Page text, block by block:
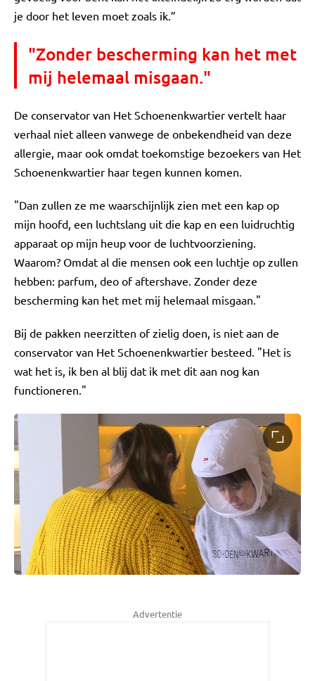
je door het leven moet zoals ik.”
"Zonder bescherming kan het met
mij helemaal misgaan."
De conservator van Het Schoenenkwartier vertelt haar
verhaal niet alleen vanwege de onbekendheid van deze
allergie, maar ook omdat toekomstige bezoekers van Het
Schoenenkwartier haar tegen kunnen komen.
"Dan zullen ze me waarschijnlijk zien met een kap op
mijn hoofd, een luchtslang uit die kap en een luidruchtig
apparaat op mijn heup voor de luchtvoorziening.
Waarom? Omdat al die mensen ook een luchtje op zullen
hebben: parfum, deo of aftershave. Zonder deze
bescherming kan het met mij helemaal misgaan."
Bij de pakken neerzitten of zielig doen, is niet aan de
conservator van Het Schoenenkwartier besteed. "Het is
wat het is, ik ben al blij dat ik met dit aan nog kan
functioneren."
Advertentie